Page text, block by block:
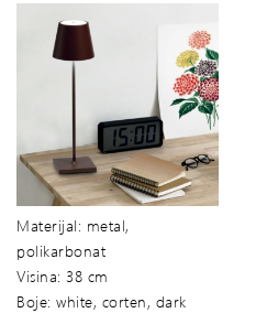
Materijal: metal,
polikarbonat
Visina: 38 cm
Boje: white, corten, dark